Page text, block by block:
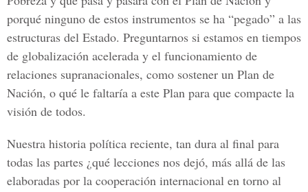
porqué ninguno de estos instrumentos se ha “pegado” a las
estructuras del Estado. Preguntarnos si estamos en tiempos
de globalización acelerada y el funcionamiento de
relaciones supranacionales, como sostener un Plan de
Nación, o qué le faltaría a este Plan para que compacte la
visión de todos.
Nuestra historia política reciente, tan dura al final para
todas las partes ¿qué lecciones nos dejó, más allá de las
elaboradas por la cooperación internacional en torno al